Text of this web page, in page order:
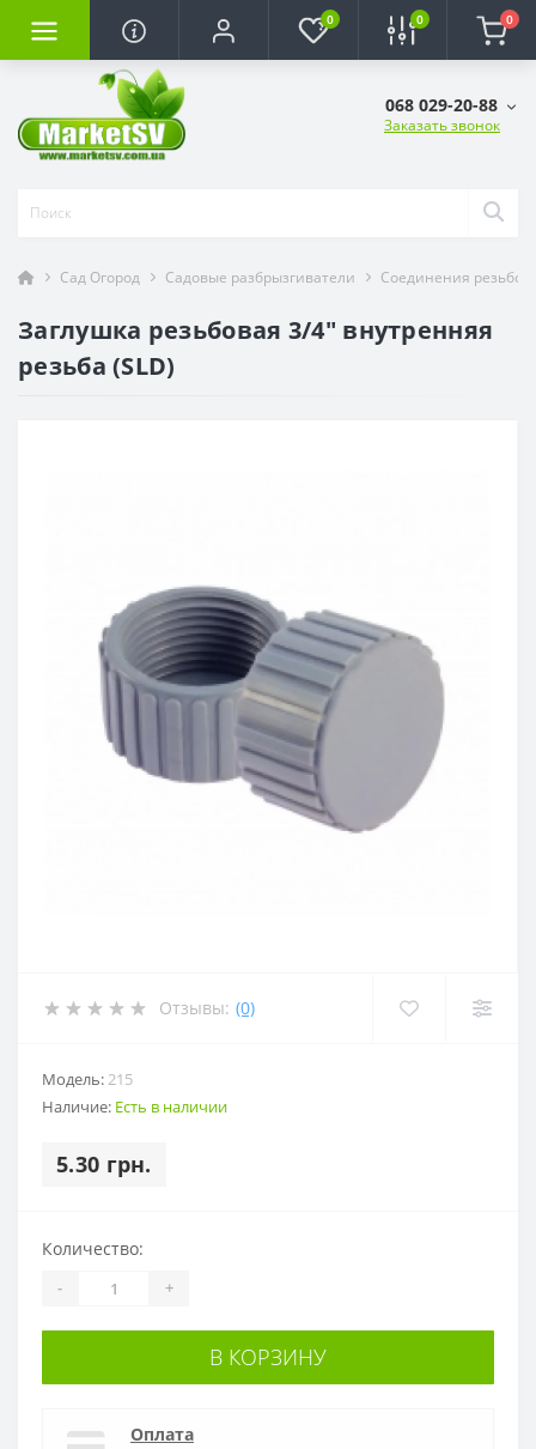
0 0 0
068 029-20-88
Заказать звонок
Сад Огород Садовые разбрызгиватели Соединения
Заглушка резьбовая 3/4" внутренняя
резьба (SLD)
Отзывы: (0)
Модель:215
Наличие: Есть в наличии
5.30 грн.
Количество:
- +
В КОРЗИНУ
Оплата